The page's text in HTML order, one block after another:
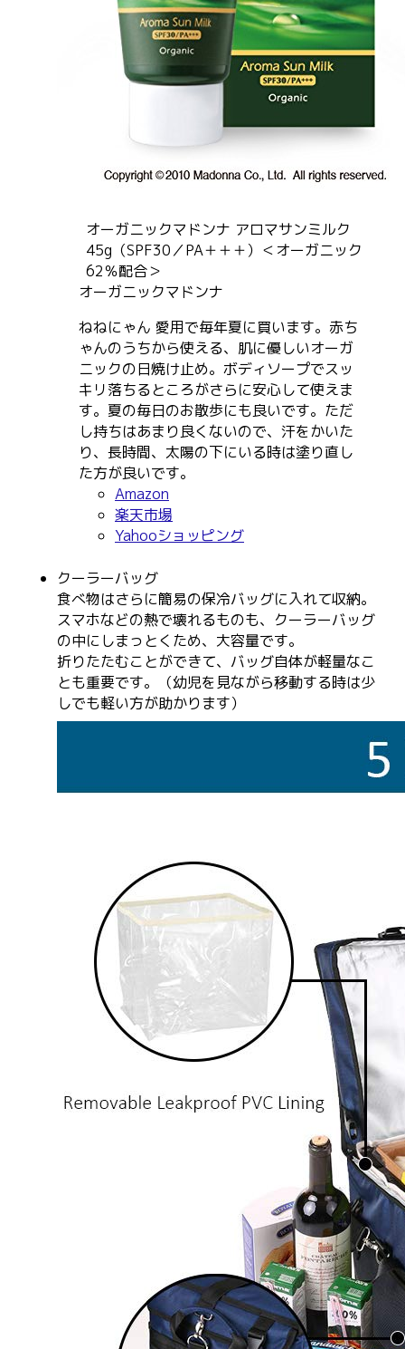
オーガニックマドンナ アロマサンミルク
45g（SPF30／PA＋＋＋）＜オーガニック
62％配合＞
オーガニックマドンナ
ねねにゃん 愛用で毎年夏に買います。赤ち
ゃんのうちから使える、肌に優しいオーガ
ニックの日焼け止め。ボディソープでスッ
キリ落ちるところがさらに安心して使えま
す。夏の毎日のお散歩にも良いです。ただ
し持ちはあまり良くないので、汗をかいた
り、長時間、太陽の下にいる時は塗り直し
た方が良いです。
Amazon
楽天市場
Yahooショッピング
クーラーバッグ
食べ物はさらに簡易の保冷バッグに入れて収納。
スマホなどの熱で壊れるものも、クーラーバッグ
の中にしまっとくため、大容量です。
折りたたむことができて、バッグ自体が軽量なこ
とも重要です。（幼児を見ながら移動する時は少
しでも軽い方が助かります）